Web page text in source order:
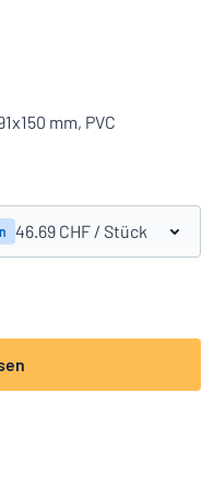
hier entwerfen
mm, PVC
46.69 CHF / Stück